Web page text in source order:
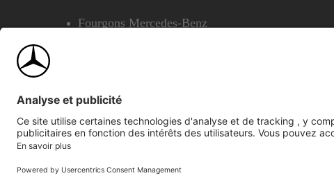
Fourgons Mercedes-Benz
©2026 Mercedes-Benz Canada Inc.